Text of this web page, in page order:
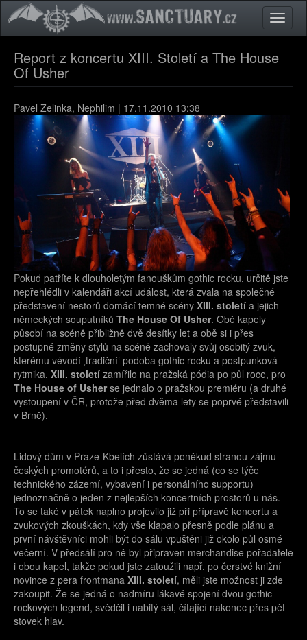
Přejít k hlavnímu obsahu
Toggle
Report z koncertu XIII. Století a The House
Of Usher
Pavel Zelinka, Nephilim | 17.11.2010 13:38
Pokud patříte k dlouholetým fanouškům gothic rocku, určitě jste
nepřehlédli v kalendáři akcí událost, která zvala na společné
představení nestorů domácí temné scény XIII. století a jejich
německých souputníků The House Of Usher. Obě kapely
působí na scéně přibližně dvě desítky let a obě si i přes
postupné změny stylů na scéně zachovaly svůj osobitý zvuk,
kterému vévodí ‚tradiční‘ podoba gothic rocku a postpunková
rytmika. XIII. století zamířilo na pražská pódia po půl roce, pro
The House of Usherse jednalo o pražskou premiéru (a druhé
vystoupení v ČR, protože před dvěma lety se poprvé představili
v Brně).
Lidový dům v Praze-Kbelích zůstává poněkud stranou zájmu
českých promotérů, a to i přesto, že se jedná (co se týče
technického zázemí, vybavení i personálního supportu)
jednoznačně o jeden z nejlepších koncertních prostorů u nás.
To se také v pátek naplno projevilo již při přípravě koncertu a
zvukových zkouškách, kdy vše klapalo přesně podle plánu a
první návštěvníci mohli být do sálu vpuštěni již okolo půl osmé
večerní. V předsálí pro ně byl připraven merchandise pořadatele
i obou kapel, takže pokud jste zatoužili např. po čerstvé knižní
novince z pera frontmana XIII. století, měli jste možnost ji zde
zakoupit. Že se jedná o nadmíru lákavé spojení dvou gothic
rockových legend, svědčil i nabitý sál, čítající nakonec přes pět
stovek hlav.